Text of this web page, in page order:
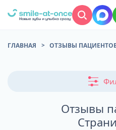
ГЛАВНАЯ ОТЗЫВЫ
Отзывы